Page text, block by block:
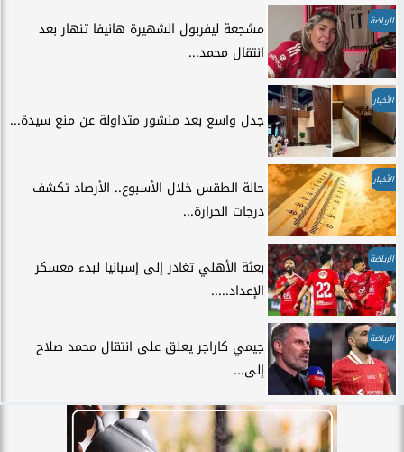
الرياضة
مشجعة ليفربول الشهيرة هانيفا تنهار بعد
انتقال محمد...
الأخبار
جدل واسع بعد منشور متداولة عن منع سيدة...
الأخبار
حالة الطقس خلال الأسبوع.. الأرصاد تكشف
درجات الحرارة...
الرياضة
بعثة الأهلي تغادر إلى إسبانيا لبدء معسكر
الإعداد.....
الرياضة
جيمي كاراجر يعلق على انتقال محمد صلاح
إلى...